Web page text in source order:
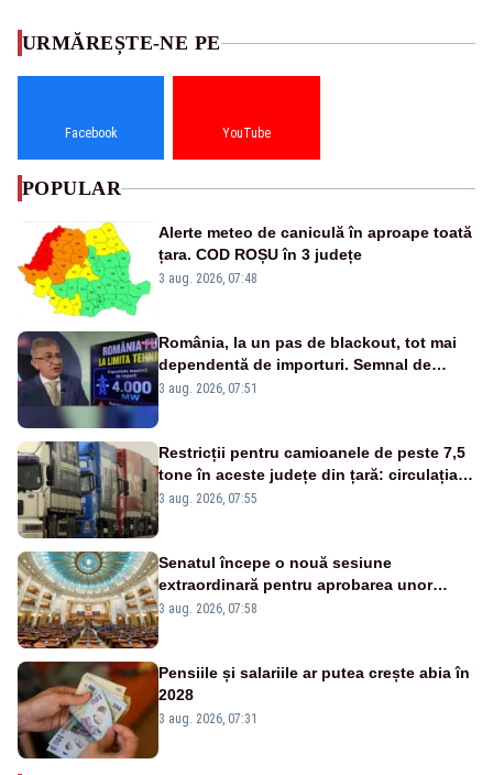
URMĂREȘTE-NE PE
Facebook YouTube
POPULAR
Alerte meteo de caniculă în aproape toată
țara. COD ROȘU în 3 județe
3 aug. 2026, 07:48
România, la un pas de blackout, tot mai
dependentă de importuri. Semnal de
alarmă tras de un expert în energie
3 aug. 2026, 07:51
Restricții pentru camioanele de peste 7,5
tone în aceste județe din țară: circulația
este interzisă luni, între orele 12:00 și
3 aug. 2026, 07:55
Senatul începe o nouă sesiune
extraordinară pentru aprobarea unor
jaloane din PNRR
3 aug. 2026, 07:58
Pensiile și salariile ar putea crește abia în
2028
3 aug. 2026, 07:31